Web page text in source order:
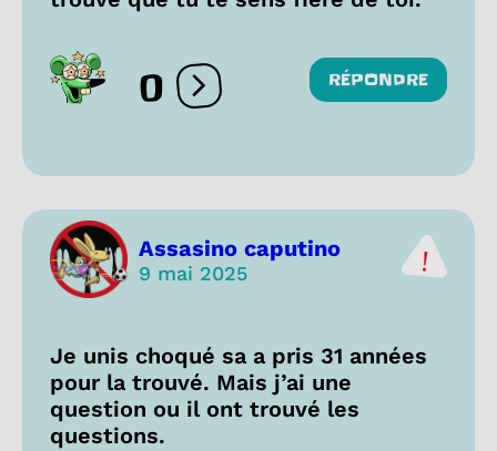
0 Ouvrir les réactions
RÉPONDRE
Assasino caputino
9 mai 2025
Je unis choqué sa a pris 31 années
pour la trouvé. Mais j’ai une
question ou il ont trouvé les
questions.